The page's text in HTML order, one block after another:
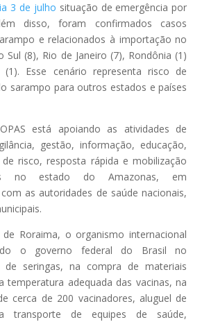
3 de julho situação de emergência por
disso, foram confirmados casos
e relacionados à importação no
Sul (8), Rio de Janeiro (7), Rondônia (1)
Esse cenário representa risco de
sarampo para outros estados e países
está apoiando as atividades de
gestão, informação, educação,
de risco, resposta rápida e mobilização
no estado do Amazonas, em
as autoridades de saúde nacionais,
Roraima, o organismo internacional
o governo federal do Brasil no
de seringas, na compra de materiais
temperatura adequada das vacinas, na
cerca de 200 vacinadores, aluguel de
transporte de equipes de saúde,